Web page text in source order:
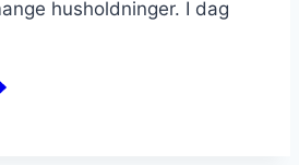
husholdninger. I dag